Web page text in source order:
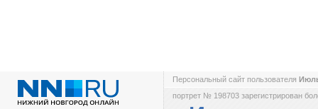
Персональный сайт пользователя
портрет № 198703 зарегистрирован